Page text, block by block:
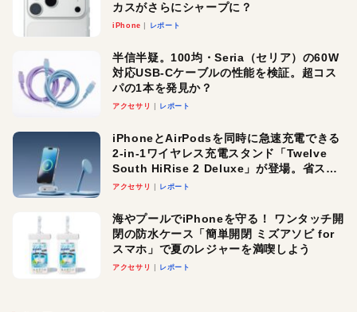
カスがさらにシャープに？
iPhone レポート
半信半疑。100均・Seria（セリア）の60W
対応USB-Cケーブルの性能を検証。超コス
パの1本を発見か？
アクセサリ レポート
iPhoneとAirPodsを同時に急速充電できる
2-in-1ワイヤレス充電スタンド「Twelve
South HiRise 2 Deluxe」が登場。省スペ
ースでおしゃれに充電したい人にオスス
アクセサリ レポート
海やプールでiPhoneを守る！ ワンタッチ開
閉の防水ケース「簡単開閉 ミズアソビ for
スマホ」で夏のレジャーを満喫しよう
アクセサリ レポート